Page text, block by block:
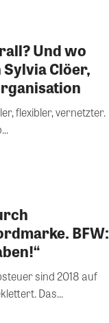
Und wo
Clöer,
flexibler, vernetzter.
BFW:
sind 2018 auf
Das...